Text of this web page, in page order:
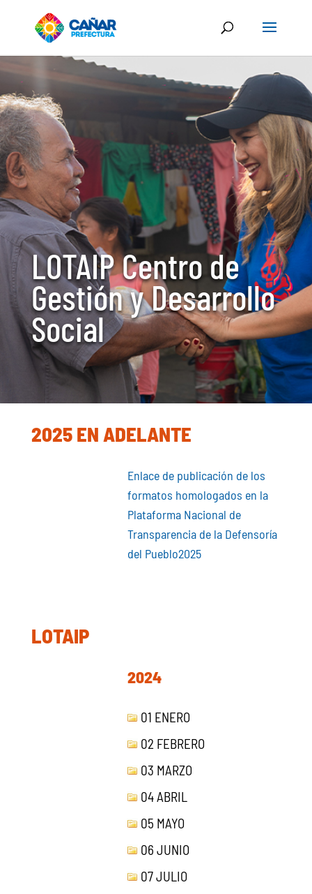
LOTAIP Centro de
Gestión y Desarrollo
Social
2025 EN ADELANTE
Enlace de publicación de los
formatos homologados en la
Plataforma Nacional de
Transparencia de la Defensoría
del Pueblo2025
LOTAIP
2024
01 ENERO
02 FEBRERO
03 MARZO
04 ABRIL
05 MAYO
06 JUNIO
07 JULIO